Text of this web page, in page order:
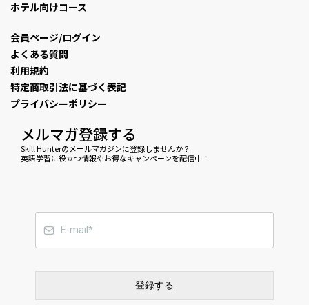
ホテル向けコース
会員ページ/ログイン
よくある質問
利用規約
特定商取引法に基づく表記
プライバシーポリシー
メルマガ登録する
Skill Hunterのメールマガジンに登録しませんか？
英語学習に役立つ情報やお得なキャンペーンを配信中！
登録する